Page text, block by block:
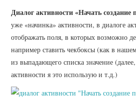
Диалог активности «Начать создание
уже «начинка» активности, в диалоге
отображать поля, в которых возможно
например ставить чекбоксы (как в
из выпадающего списка значение
активности я это использую и т.д.)